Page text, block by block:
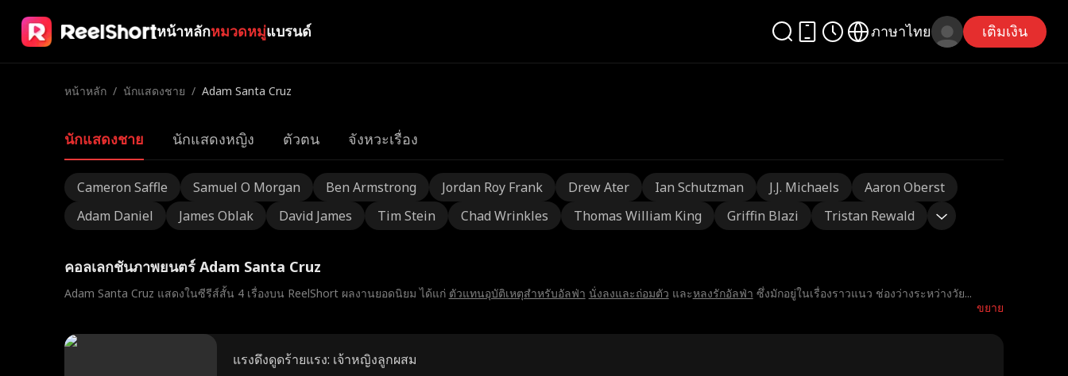
หน้าหลักหมวดหมู่แบรนด์ ภาษาไทย เติมเงิน
หน้าหลัก / นักแสดงชาย / Adam Santa Cruz
นักแสดงชาย นักแสดงหญิง ตัวตน จังหวะเรื่อง
Cameron Saffle Samuel O Morgan Ben Armstrong Jordan Roy Frank Drew Ater Ian Schutzman J.J. Michaels
Aaron Oberst
Adam Daniel
James Oblak David James Tim Stein Chad Wrinkles Thomas William King Griffin Blazi Tristan Rewald
คอลเลกชันภาพยนตร์ Adam Santa Cruz
ขยาย
Adam Santa Cruz แสดงในซีรีส์สั้น 4 เรื่องบน ReelShort ผลงานยอดนิยม ได้แก่ ตัวแทนอุบัติเหตุสำหรับอัลฟ่า นั่งลงและถ่อมตัว และหลงรักอัลฟ่า ซึ่งมักอยู่ในเรื่องราวแนว ช่องว่างระหว่างวัย...
แรงดึงดูดร้ายแรง: เจ้าหญิงลูกผสม